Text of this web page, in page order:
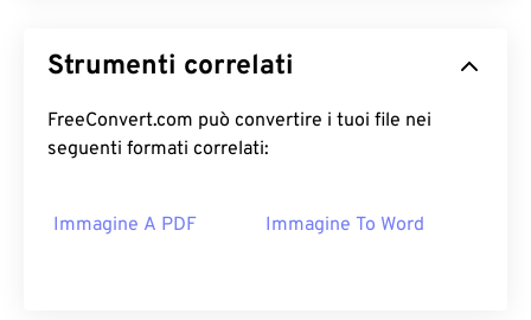
Strumenti correlati
FreeConvert.com può convertire i tuoi file nei
seguenti formati correlati:
Immagine A PDF Immagine To Word